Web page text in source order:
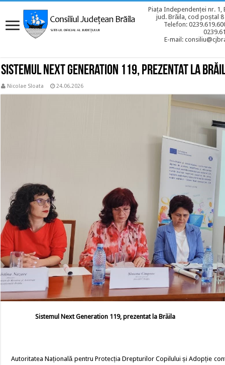
Piața Independenței nr. 1,
jud. Brăila, cod poștal
Telefon:
E-mail:
Sistemul Next Generation 119, prezentat la
Nicolae Sloata 24.06.2026
Sistemul Next Generation 119, prezentat la Brăila
Autoritatea Națională pentru Protecția Drepturilor Copilului și Adopție